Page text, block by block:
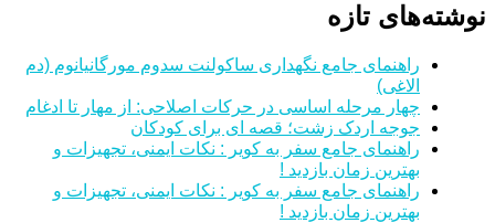
نوشته‌های تازه
راهنمای جامع نگهداری ساکولنت سدوم مورگانیانوم (دم
الاغی)
چهار مرحله اساسی در حرکات اصلاحی: از مهار تا ادغام
جوجه اردک زشت؛ قصه ای برای کودکان
راهنمای جامع سفر به کویر : نکات ایمنی، تجهیزات و
بهترین زمان بازدید !
راهنمای جامع سفر به کویر : نکات ایمنی، تجهیزات و
بهترین زمان بازدید !